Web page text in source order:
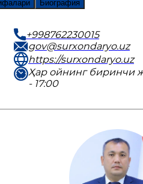
Биография
+998762230015
gov@surxondaryo.uz
https://surxondaryo.uz
Ҳар ойнинг биринчи
- 17:00